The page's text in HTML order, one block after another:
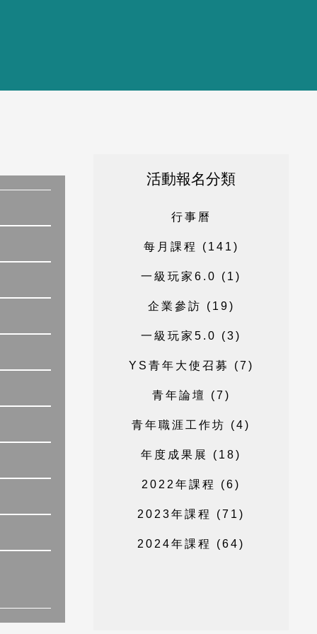
活動報名分類
行事 曆
每 月 課 程 ( 1 4 1 )
一 級 玩家 6 . 0 ( 1 )
企 業 參 訪 ( 1 9)
一 級 玩家 5 . 0 (3)
Y S 青年 大 使 召 募 (7 )
青年論壇 (7 )
青年職涯 工 作坊 (4)
年 度 成果 展 ( 1 8)
2 0 2 2 年課 程 (6)
2 0 2 3年課 程 (7 1 )
2 0 2 4年課 程 (64)